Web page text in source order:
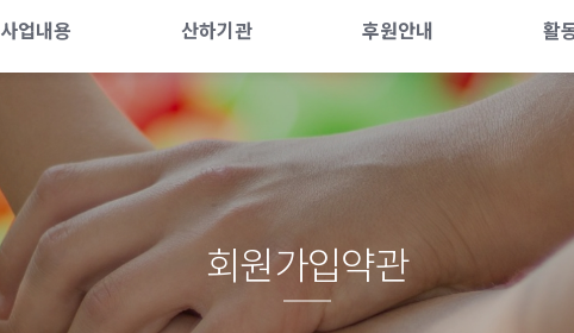
사업내용 산하기관 후원안내 활
회원가입약관